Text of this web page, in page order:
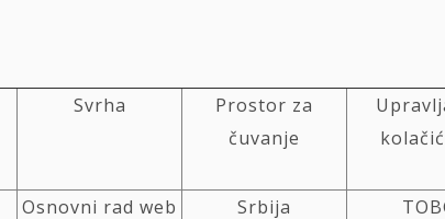
Svrha
Prostor za
čuvanje
Osnovni rad web
Srbija